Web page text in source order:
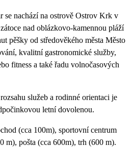
se nachází na ostrově Ostrov Krk v
nad oblázkovo-kamennou pláží
pěšky od středověkého města Město
kvalitní gastronomické služby,
fitness a také řadu volnočasových
služeb a rodinné orientaci je
letní dovolenou.
(cca 100m), sportovní centrum
m), pošta (cca 600m), trh (600 m).